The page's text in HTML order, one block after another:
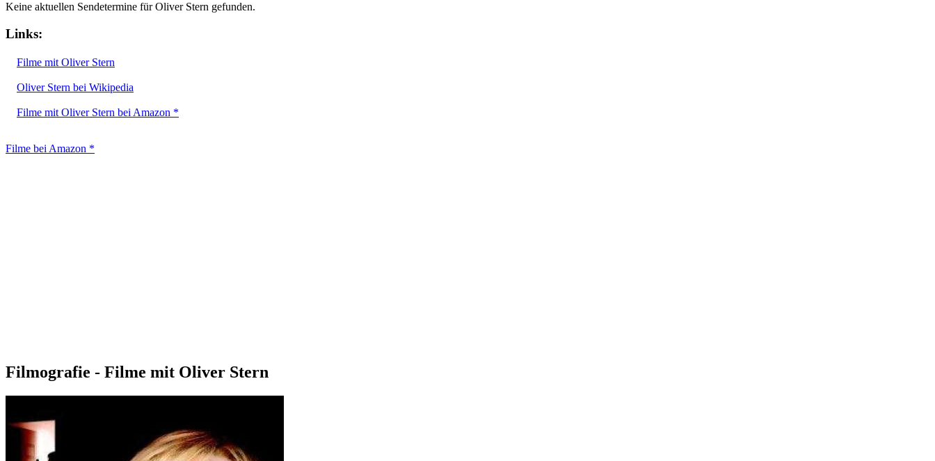
Keine aktuellen Sendetermine für Oliver Stern gefunden.
Links:
Filme mit Oliver Stern
Oliver Stern bei Wikipedia
Filme mit Oliver Stern bei Amazon *
Filme bei Amazon *
Filmografie - Filme mit Oliver Stern